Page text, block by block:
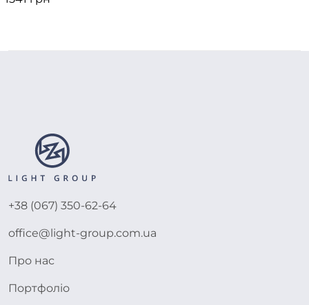
+38 (067) 350-62-64
office@light-group.com.ua
Про нас
Портфоліо